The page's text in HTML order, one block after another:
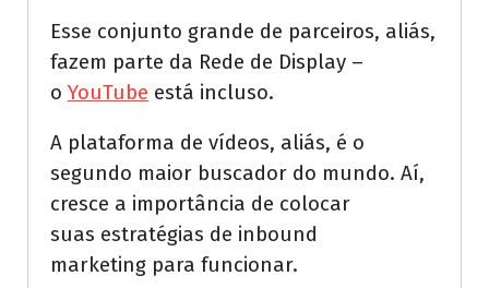
Esse conjunto grande de parceiros, aliás,
fazem parte da Rede de Display –
o YouTube está incluso.
A plataforma de vídeos, aliás, é o
segundo maior buscador do mundo. Aí,
cresce a importância de colocar
suas estratégias de inbound
marketing para funcionar.